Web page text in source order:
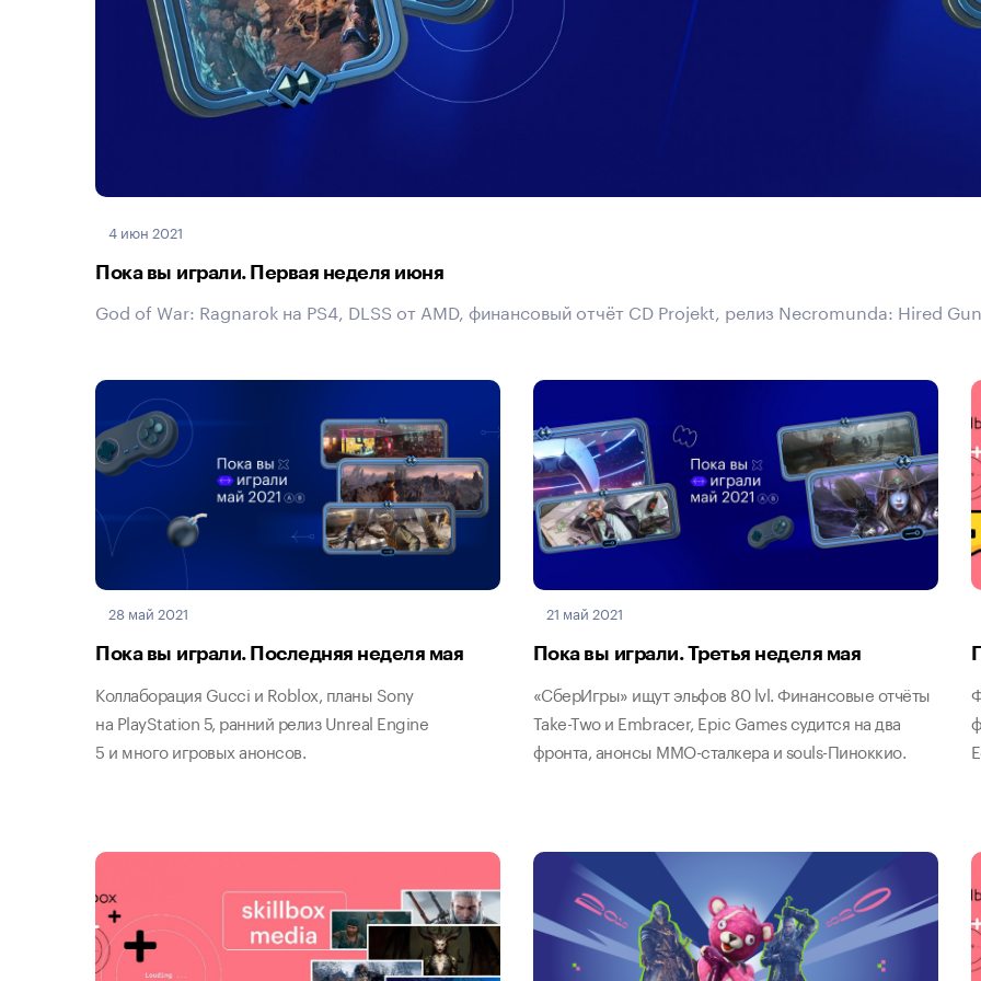
4 июн 2021
Пока вы играли. Первая неделя июня
God of War: Ragnarok на PS4, DLSS от AMD, финансовый отчёт CD Projekt, релиз Necromunda: Hired
28 май 2021
Пока вы играли. Последняя неделя мая
Коллаборация Gucci и Roblox, планы Sony
на PlayStation 5, ранний релиз Unreal Engine
5 и много игровых анонсов.
21 май 2021
Пока вы играли. Третья неделя мая
«СберИгры» ищут эльфов 80 lvl. Финансовые отчёты
Take-Two и Embracer, Epic Games судится на два
фронта, анонсы MMO-сталкера и souls-Пиноккио.